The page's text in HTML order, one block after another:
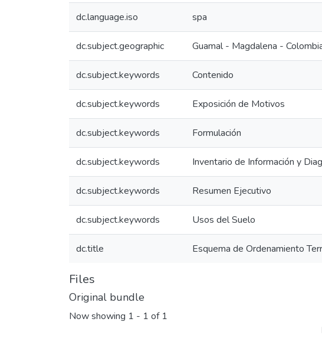
dc.language.iso spa
dc.subject.geographic Guamal - Magdalena -
dc.subject.keywords Contenido
dc.subject.keywords Exposición de Motivos
dc.subject.keywords Formulación
dc.subject.keywords Inventario de Información y
dc.subject.keywords Resumen Ejecutivo
dc.subject.keywords Usos del Suelo
dc.title Esquema de Ordenamiento
Files
Original bundle
Now showing 1 - 1 of 1